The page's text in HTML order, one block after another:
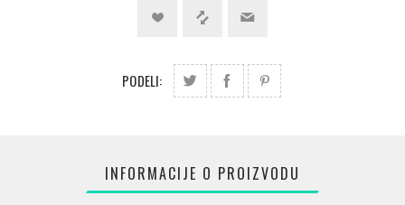
PODELI:
INFORMACIJE O PROIZVODU